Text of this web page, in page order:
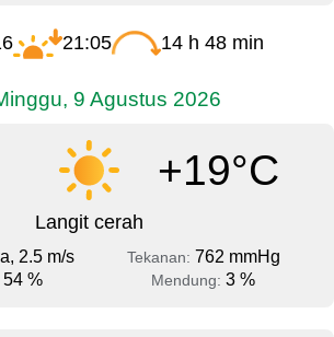
21:05 14 h 48 min
9 Agustus 2026
+19°C
Langit cerah
2.5 m/s Tekanan: 762 mmHg
54 % Mendung: 3 %